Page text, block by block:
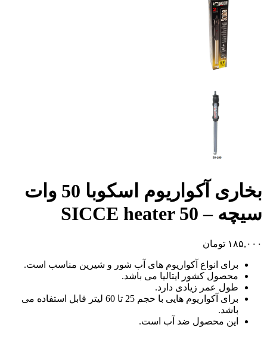
بخاری آکواریوم اسکوبا 50 وات
سیچه – SICCE heater 50
۱۸۵,۰۰۰ تومان
برای انواع آکواریوم های آب شور و شیرین مناسب است.
محصول کشور ایتالیا می باشد.
طول عمر زیادی دارد.
برای آکواریوم هایی با حجم 25 تا 60 لیتر قابل استفاده می
باشد.
این محصول ضد آب است.